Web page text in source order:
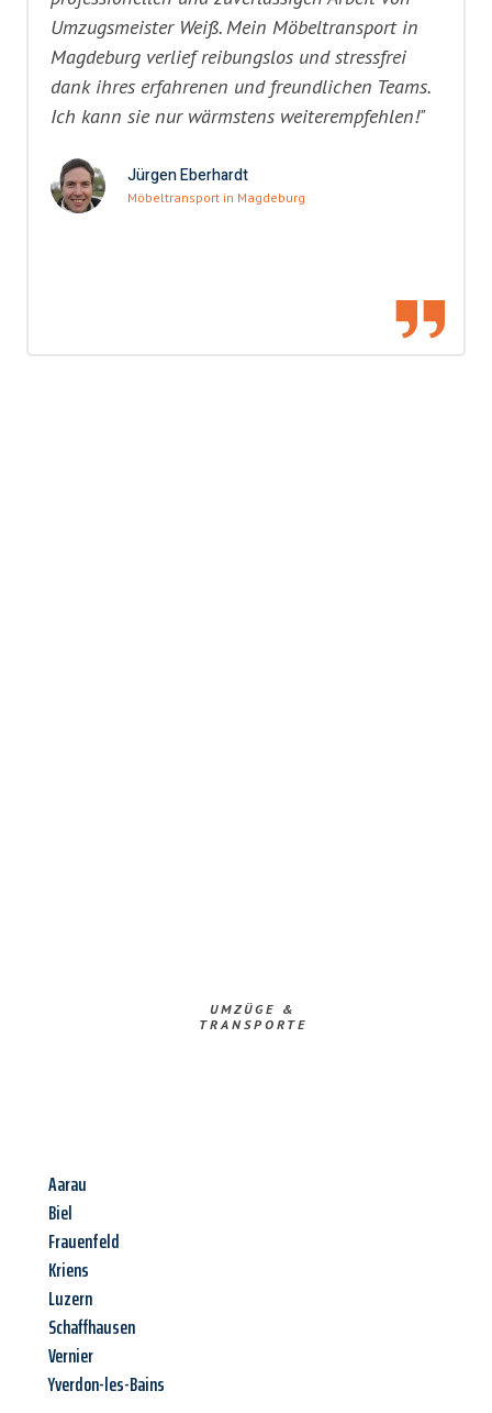
Umzugsmeister Weiß. Mein Möbeltransport in
Magdeburg verlief reibungslos und stressfrei
dank ihres erfahrenen und freundlichen Teams.
Ich kann sie nur wärmstens weiterempfehlen!"
Jürgen Eberhardt
Möbeltransport in Magdeburg
UMZÜGE &
TRANSPORTE
Aarau
Biel
Frauenfeld
Kriens
Luzern
Schaffhausen
Vernier
Yverdon-les-Bains